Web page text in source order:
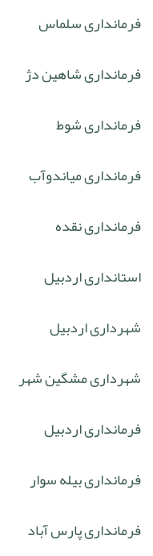
فرمانداری سلماس
فرمانداری شاهین دژ
فرمانداری شوط
فرمانداری میاندوآب
فرمانداری نقده
استانداری اردبیل
شهرداری اردبیل
شهرداری مشگین شهر
فرمانداری اردبیل
فرمانداری بیله سوار
فرمانداری پارس آباد